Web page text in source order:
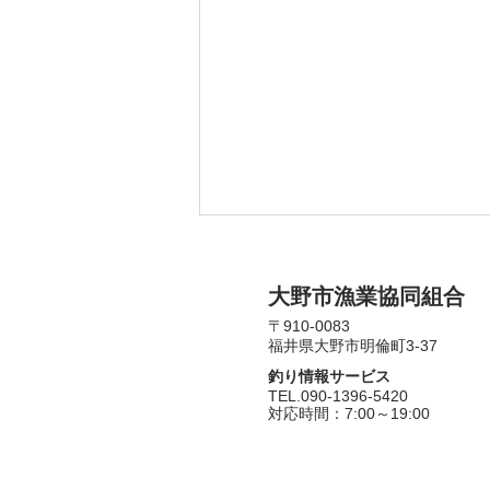
​大野市漁業協同組合
〒910-0083​
福井県大野市明倫町3-37
釣り情報サービス
​TEL.090-1396-5420
​対応時間：7:00～19:00